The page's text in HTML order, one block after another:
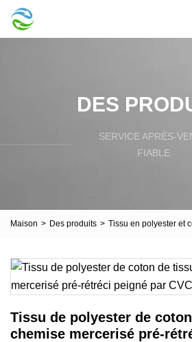
DES
SERVICE APRÈS-
FIABLE
Maison > Des produits > Tissu en polyester et
Tissu de polyester de
chemise mercerisé pré-